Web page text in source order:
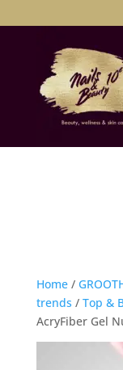
Home/
trends / Top &
AcryFiber Gel